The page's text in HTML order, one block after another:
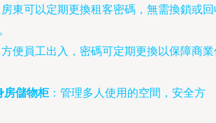
房東可以定期更換租客密碼，無需換鎖或
方便員工出入，密碼可定期更換以保障商
房儲物柜：管理多人使用的空間，安全方